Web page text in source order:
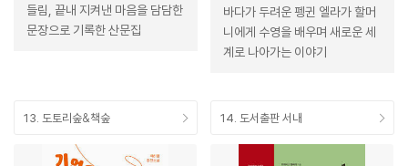
들림, 끝내 지켜낸 마음을 담담한
문장으로 기록한 산문집
바다가 두려운 펭귄 엘라가 할머
니에게 수영을 배우며 새로운 세
계로 나아가는 이야기
13. 도토리숲&책숲 14. 도서출판 서내